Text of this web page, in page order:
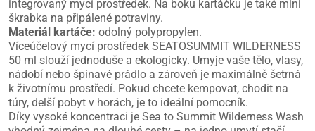
integrovaný mycí prostředek. Na boku kartáčku je také mini
škrabka na připálené potraviny.
Materiál kartáče: odolný polypropylen.
Víceúčelový mycí prostředek SEATOSUMMIT WILDERNESS
50 ml slouží jednoduše a ekologicky. Umyje vaše tělo, vlasy,
nádobí nebo špinavé prádlo a zároveň je maximálně šetrná
k životnímu prostředí. Pokud chcete kempovat, chodit na
túry, delší pobyt v horách, je to ideální pomocník.
Díky vysoké koncentraci je Sea to Summit Wilderness Wash